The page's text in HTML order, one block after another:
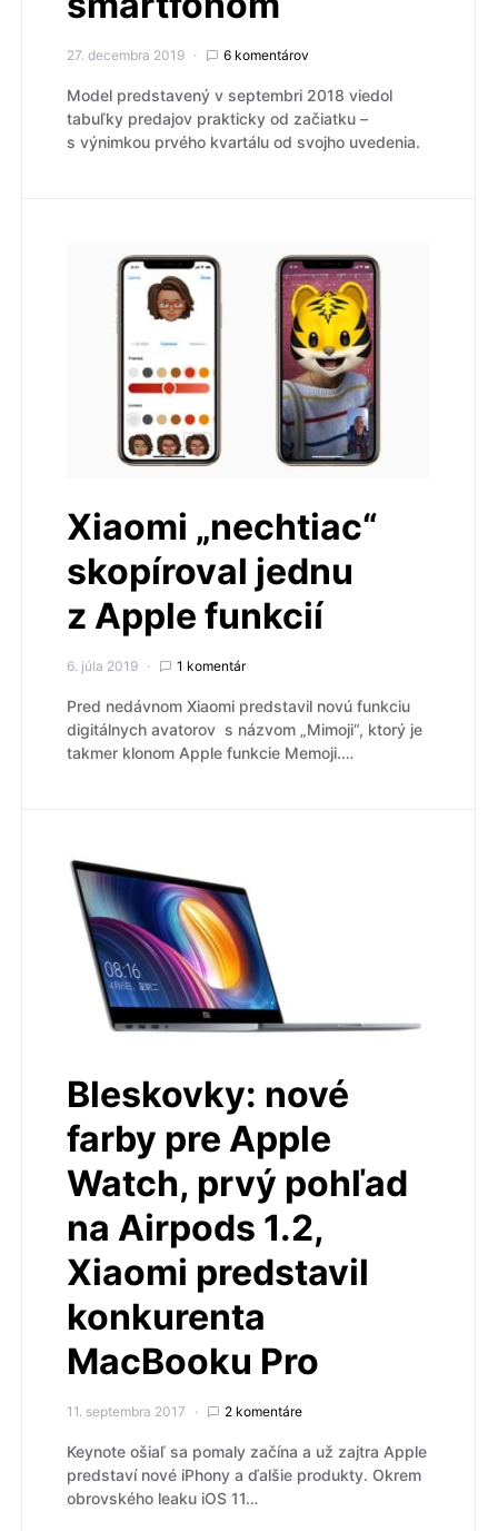
27. decembra 2019 6 komentárov
Model predstavený v septembri 2018 viedol
tabuľky predajov prakticky od začiatku –
s výnimkou prvého kvartálu od svojho uvedenia.
Xiaomi „nechtiac“
skopíroval jednu
z Apple funkcií
6. júla 2019 1 komentár
Pred nedávnom Xiaomi predstavil novú funkciu
digitálnych avatorov s názvom „Mimoji“, ktorý je
takmer klonom Apple funkcie Memoji.…
Bleskovky: nové
farby pre Apple
Watch, prvý pohľad
na Airpods 1.2,
Xiaomi predstavil
konkurenta
MacBooku Pro
11. septembra 2017 2 komentáre
Keynote ošiaľ sa pomaly začína a už zajtra Apple
predstaví nové iPhony a ďalšie produkty. Okrem
obrovského leaku iOS 11…